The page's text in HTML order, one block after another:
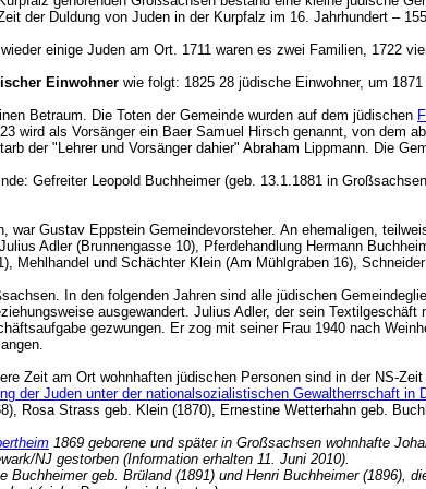
der Duldung von Juden in der Kurpfalz im 16. Jahrhundert –
einige Juden am Ort. 1711 waren es zwei Familien, 1722
Einwohner wie folgt: 1825 28 jüdische Einwohner, um
Betraum. Die Toten der Gemeinde wurden auf dem jüdischen
wird als Vorsänger ein Baer Samuel Hirsch genannt, von dem
der "Lehrer und Vorsänger dahier" Abraham Lippmann. Die
Gefreiter Leopold Buchheimer (geb. 13.1.1881 in
war Gustav Eppstein Gemeindevorsteher. An ehemaligen,
Adler (Brunnengasse 10), Pferdehandlung Hermann
Mehlhandel und Schächter Klein (Am Mühlgraben 16),
In den folgenden Jahren sind alle jüdischen
ausgewandert. Julius Adler, der sein
gezwungen. Er zog mit seiner Frau 1940 nach
Zeit am Ort wohnhaften jüdischen Personen sind in der NS-
der Juden unter der nationalsozialistischen Gewaltherrschaft in
Rosa Strass geb. Klein (1870), Ernestine Wetterhahn geb.
1869 geborene und später in Großsachsen wohnhafte
NJ gestorben (Information erhalten 11. Juni 2010).
Buchheimer geb. Brüland (1891) und Henri Buchheimer (1896),